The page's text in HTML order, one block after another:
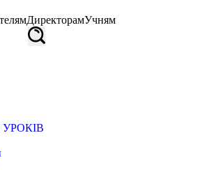
ДиректорамУчням